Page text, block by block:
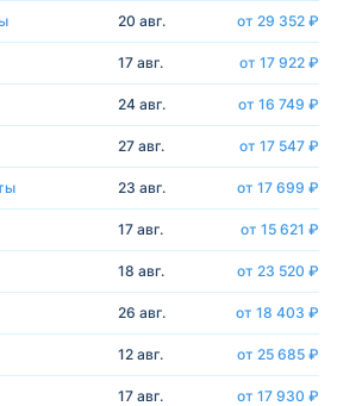
20 авг. от 29 352 ₽
17 авг. от 17 922 ₽
24 авг. от 16 749 ₽
27 авг. от 17 547 ₽
23 авг. от 17 699 ₽
17 авг. от 15 621 ₽
18 авг. от 23 520 ₽
26 авг. от 18 403 ₽
12 авг. от 25 685 ₽
17 авг. от 17 930 ₽